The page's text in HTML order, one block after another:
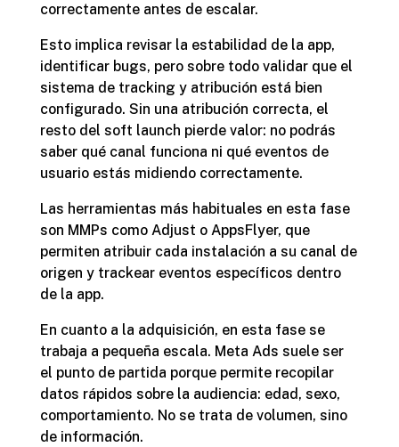
correctamente antes de escalar.
Esto implica revisar la estabilidad de la app,
identificar bugs, pero sobre todo validar que el
sistema de tracking y atribución está bien
configurado. Sin una atribución correcta, el
resto del soft launch pierde valor: no podrás
saber qué canal funciona ni qué eventos de
usuario estás midiendo correctamente.
Las herramientas más habituales en esta fase
son MMPs como Adjust o AppsFlyer, que
permiten atribuir cada instalación a su canal de
origen y trackear eventos específicos dentro
de la app.
En cuanto a la adquisición, en esta fase se
trabaja a pequeña escala. Meta Ads suele ser
el punto de partida porque permite recopilar
datos rápidos sobre la audiencia: edad, sexo,
comportamiento. No se trata de volumen, sino
de información.